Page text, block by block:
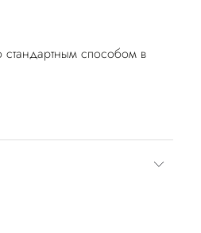
стандартным способом в